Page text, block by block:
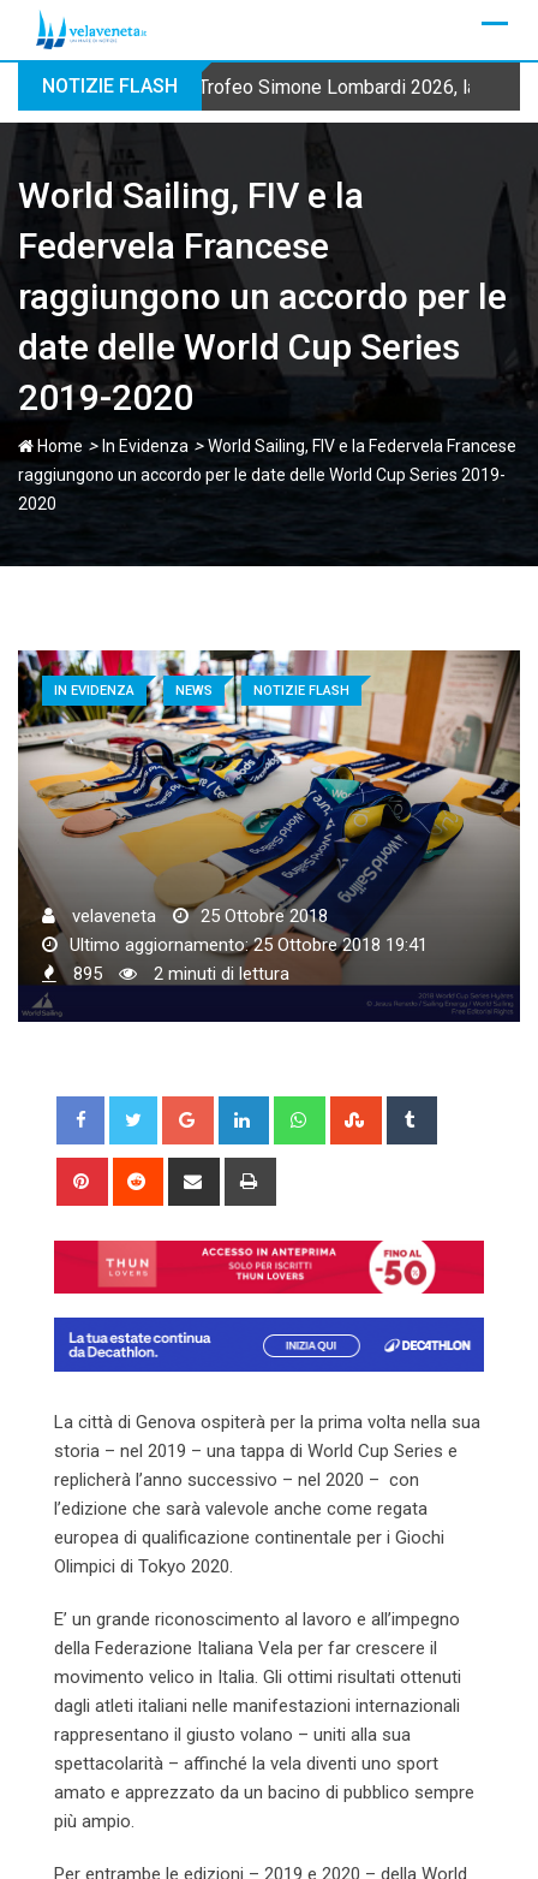
NOTIZIE FLASH Trofeo Simone Lombardi 2026, la
World Sailing, FIV e la
Federvela Francese
raggiungono un accordo per le
date delle World Cup Series
2019-2020
Home > In Evidenza >World Sailing, FIV e la Federvela Francese
raggiungono un accordo per le date delle World Cup Series 2019-
2020
IN EVIDENZA NEWS NOTIZIE FLASH
velaveneta
25 Ottobre 2018
Ultimo aggiornamento: 25 Ottobre 2018 19:41
895
2 minuti di lettura
Google+ LinkedIn WhatsappStumbleUpon
Pinterest Reddit
Share
La città di Genova ospiterà per la prima volta nella sua
storia – nel 2019 – una tappa di World Cup Series e
replicherà l’anno successivo – nel 2020 – con
l’edizione che sarà valevole anche come regata
europea di qualificazione continentale per i Giochi
Olimpici di Tokyo 2020.
E’ un grande riconoscimento al lavoro e all’impegno
della Federazione Italiana Vela per far crescere il
movimento velico in Italia. Gli ottimi risultati ottenuti
dagli atleti italiani nelle manifestazioni internazionali
rappresentano il giusto volano – uniti alla sua
spettacolarità – affinché la vela diventi uno sport
amato e apprezzato da un bacino di pubblico sempre
più ampio.
Per entrambe le edizioni – 2019 e 2020 – della World